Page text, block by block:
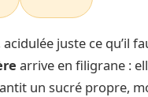
acidulée juste ce qu’il
arrive en filigrane :
un sucré propre,